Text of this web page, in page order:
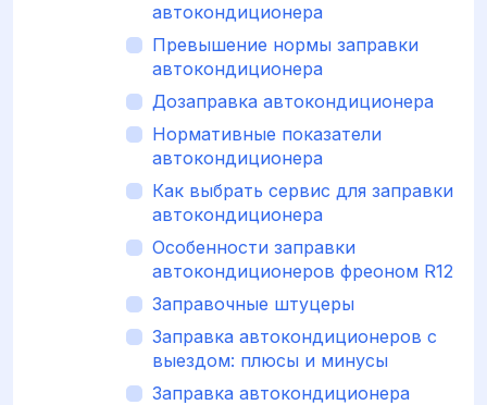
автокондиционера
Превышение нормы заправки
автокондиционера
Дозаправка автокондиционера
Нормативные показатели
автокондиционера
Как выбрать сервис для заправки
автокондиционера
Особенности заправки
автокондиционеров фреоном R12
Заправочные штуцеры
Заправка автокондиционеров с
выездом: плюсы и минусы
Заправка автокондиционера